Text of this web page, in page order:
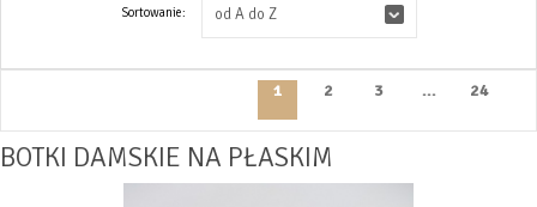
Sortowanie: od A do Z
1 2 3 ... 24
BOTKI DAMSKIE NA PŁASKIM